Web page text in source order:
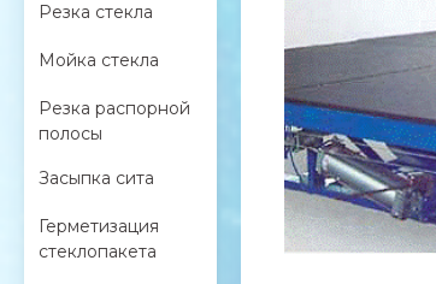
Резка стекла
Мойка стекла
Резка распорной
полосы
Засыпка сита
Герметизация
стеклопакета